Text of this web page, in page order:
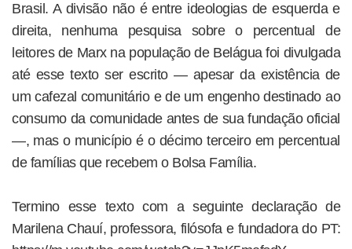
Brasil. A divisão não é entre ideologias de esquerda e
direita, nenhuma pesquisa sobre o percentual de
leitores de Marx na população de Belágua foi divulgada
até esse texto ser escrito — apesar da existência de
um cafezal comunitário e de um engenho destinado ao
consumo da comunidade antes de sua fundação oficial
—, mas o município é o décimo terceiro em percentual
de famílias que recebem o Bolsa Família.
Termino esse texto com a seguinte declaração de
Marilena Chauí, professora, filósofa e fundadora do PT: